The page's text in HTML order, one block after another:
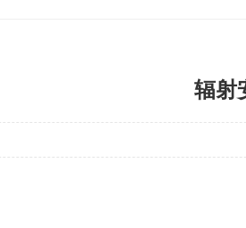
辐射